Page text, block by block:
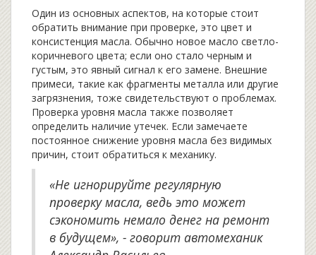
Один из основных аспектов, на которые стоит
обратить внимание при проверке, это цвет и
консистенция масла. Обычно новое масло светло-
коричневого цвета; если оно стало черным и
густым, это явный сигнал к его замене. Внешние
примеси, такие как фрагменты металла или другие
загрязнения, тоже свидетельствуют о проблемах.
Проверка уровня масла также позволяет
определить наличие утечек. Если замечаете
постоянное снижение уровня масла без видимых
причин, стоит обратиться к механику.
«Не игнорируйте регулярную
проверку масла, ведь это может
сэкономить немало денег на ремонт
в будущем», - говорит автомеханик